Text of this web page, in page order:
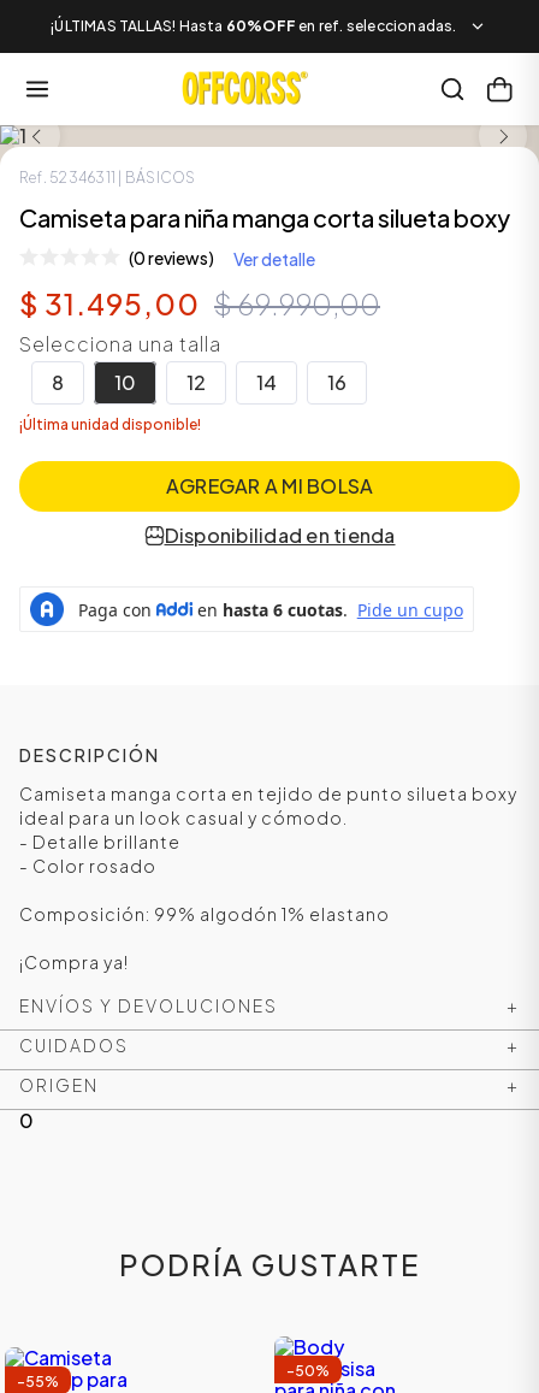
¡ÚLTIMAS TALLAS! Hasta 60%OFF en ref. seleccionadas.
LOOK COMPLETO
Ref. 52346311 | BÁSICOS
Camiseta para niña manga corta silueta boxy
(0 reviews) Ver detalle
$ 31 .495,00 $69.990,00
Selecciona una talla
8
10 12 14 16
¡Última unidad disponible!
AGREGAR A MI BOLSA
Disponibilidad en tienda
DESCRIPCIÓN
Camiseta manga corta en tejido de punto silueta boxy
ideal para un look casual y cómodo.
- Detalle brillante
- Color rosado
Composición: 99% algodón 1% elastano
¡Compra ya!
ENVÍOS Y DEVOLUCIONES
+
CUIDADOS
+
ORIGEN
+
0
PODRÍA GUSTARTE
-55%
-50%